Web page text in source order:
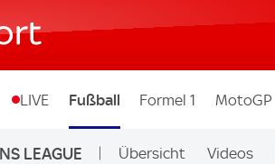
LIVE Fußball Formel 1 MotoGP
LEAGUE Übersicht Videos